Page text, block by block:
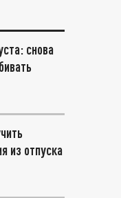
снова
из отпуска